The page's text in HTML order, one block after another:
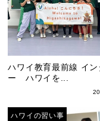
ハワイ教育最前線 イン
ー ハワイを...
ハワイの習い事